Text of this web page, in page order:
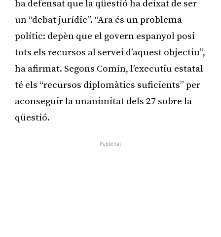
ha defensat que la qüestió ha deixat de ser
un “debat jurídic”. “Ara és un problema
polític: depèn que el govern espanyol posi
tots els recursos al servei d’aquest objectiu”,
ha afirmat. Segons Comín, l’executiu estatal
té els “recursos diplomàtics suficients” per
aconseguir la unanimitat dels 27 sobre la
qüestió.
Publicitat